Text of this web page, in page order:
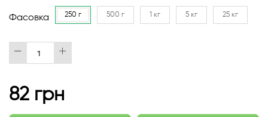
Фасовка 250 г 500 г 1 кг 5 кг 25 кг
82 грн